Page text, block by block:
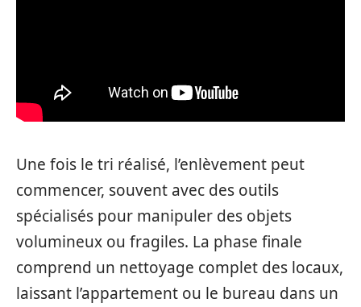
Une fois le tri réalisé, l’enlèvement peut
commencer, souvent avec des outils
spécialisés pour manipuler des objets
volumineux ou fragiles. La phase finale
comprend un nettoyage complet des locaux,
laissant l’appartement ou le bureau dans un